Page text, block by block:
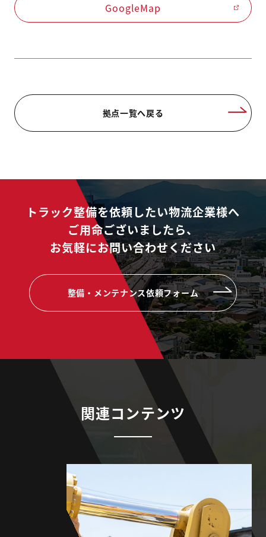
GoogleMap
拠点一覧へ戻る
トラック整備を依頼したい物流企業様へ
ご用命ございましたら、
お気軽にお問い合わせください
整備・メンテナンス依頼フォーム
関連コンテンツ